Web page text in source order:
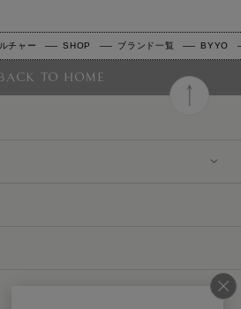
チャー SHOP ブランド一覧 BYYO
BACK TO HOME